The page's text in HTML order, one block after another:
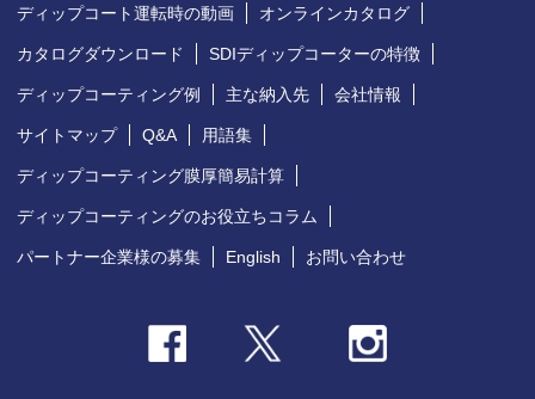
ディップコート運転時の動画 オンラインカタログ
カタログダウンロード SDIディップコーターの特徴
ディップコーティング例 主な納入先 会社情報
サイトマップ Q&A 用語集
ディップコーティング膜厚簡易計算
ディップコーティングのお役立ちコラム
パートナー企業様の募集 English お問い合わせ